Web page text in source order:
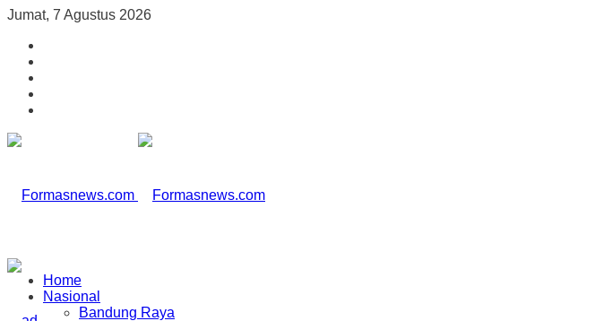
Jumat, 7 Agustus 2026
Home
Nasional
Bandung Raya